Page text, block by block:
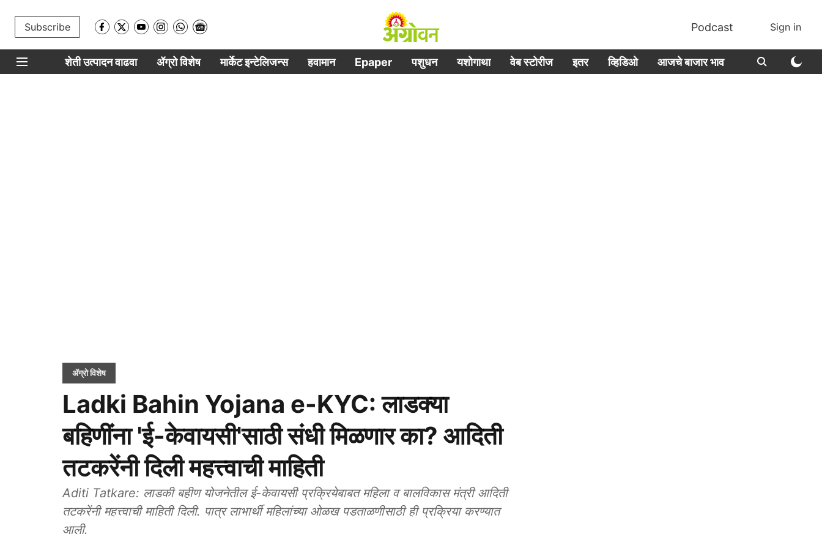
Subscribe Podcast Sign in
शेती उत्पादन वाढवा ॲग्रो विशेष मार्केट इन्टेलिजन्स हवामान Epaper पशुधन यशोगाथा वेब स्टोरीज इतर व्हिडिओ आजचे बाजार भाव
ॲग्रो विशेष
Ladki Bahin Yojana e-KYC: लाडक्या
बहिणींना 'ई-केवायसी'साठी संधी मिळणार का? आदिती
तटकरेंनी दिली महत्त्वाची माहिती
Aditi Tatkare: लाडकी बहीण योजनेतील ई-केवायसी प्रक्रियेबाबत महिला व बालविकास मंत्री आदिती
तटकरेंनी महत्त्वाची माहिती दिली. पात्र लाभार्थी महिलांच्या ओळख पडताळणीसाठी ही प्रक्रिया करण्यात
आली.